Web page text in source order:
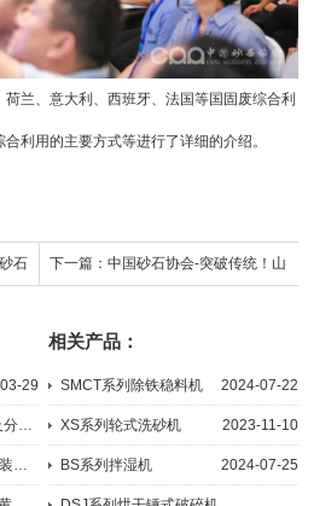
兰、意大利、西班牙、法国等国固废综合利
利用的主要方式等进行了详细的介绍。
石 下一篇：中国砂石协会-突破传统！山
生”风采
29
19
相关产品：
SMCT系列除铁稳料机 2024-07-22
XS系列轮式洗砂机 2023-11-10
BS系列拌湿机 2024-07-25